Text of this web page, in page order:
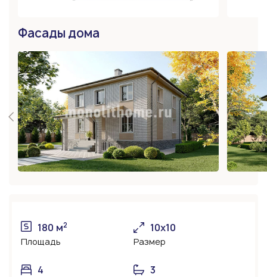
Фасады дома
180 м2
Площадь
10х10
Размер
4 3